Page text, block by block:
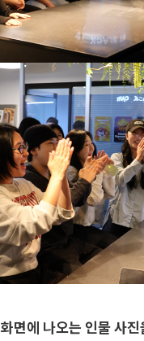
화면에 나오는 인물 사